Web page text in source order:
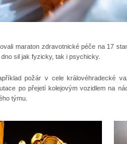
maraton zdravotnické péče na 17
sil jak fyzicky, tak i psychicky.
požár v cele královéhradecké
po přejetí kolejovým vozidlem na
týmu.